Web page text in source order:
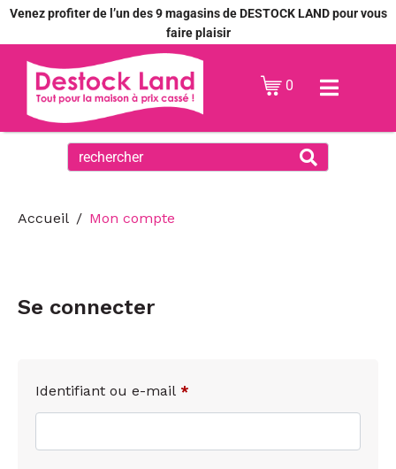
Venez profiter de l’un des 9 magasins de DESTOCK LAND pour vous
faire plaisir
0
Accueil Mon compte
Se connecter
Identifiant ou e-mail *